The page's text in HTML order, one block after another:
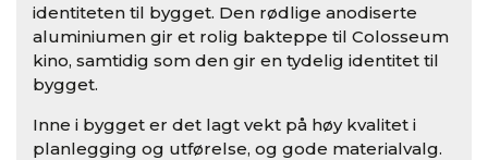
identiteten til bygget. Den rødlige anodiserte
aluminiumen gir et rolig bakteppe til Colosseum
kino, samtidig som den gir en tydelig identitet til
bygget.
Inne i bygget er det lagt vekt på høy kvalitet i
planlegging og utførelse, og gode materialvalg.